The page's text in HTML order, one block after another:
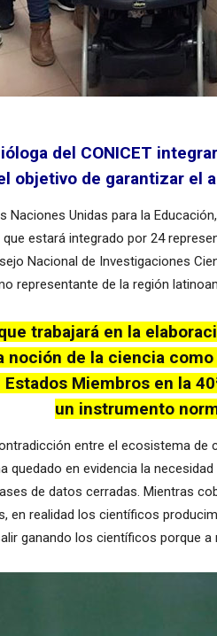
del CONICET
objetivo de garantizar el
Naciones Unidas para la
estará integrado por 24
Nacional de Investigaciones
representante de la región
trabajará en la
noción de la ciencia
Miembros en la
un instrumento
entre el ecosistema
quedado en evidencia la
de datos cerradas. Mientras
en realidad los científicos
ganando los científicos porque